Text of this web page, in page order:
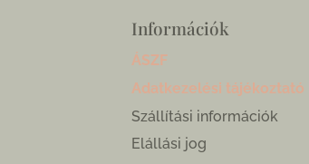
Információk
ÁSZF
Adatkezelési tájékoztató
Szállítási információk
Elállási jog